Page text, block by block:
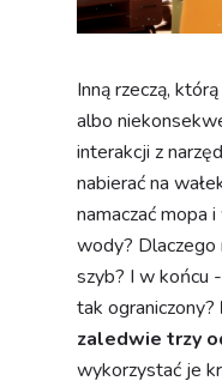
Inną rzeczą,
albo
interakcji z
nabierać na
namaczać mopa
wody? Dlaczego
szyb? I w końcu
tak ograniczony?
zaledwie trzy
wykorzystać je